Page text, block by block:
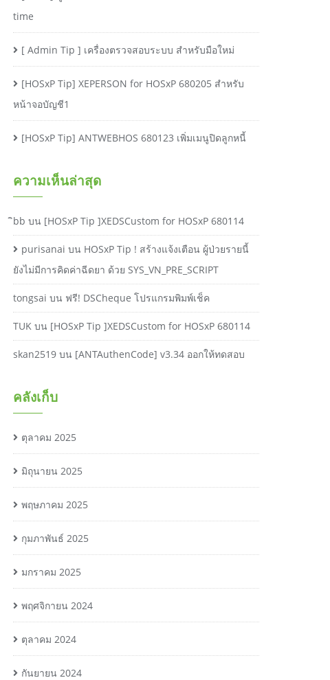
time
[ Admin Tip ] เครื่องตรวจสอบระบบ สำหรับมือใหม่
[HOSxP Tip] XEPERSON for HOSxP 680205 สำหรับ
หน้าจอบัญชี1
[HOSxP Tip] ANTWEBHOS 680123 เพิ่มเมนูปิดลูกหนี้
ความเห็นล่าสุด
ิbb บน [HOSxP Tip ]XEDSCustom for HOSxP 680114
purisanai บน HOSxP Tip ! สร้างแจ้งเตือน ผู้ป่วยรายนี้
ยังไม่มีการคิดค่าฉีดยา ด้วย SYS_VN_PRE_SCRIPT
tongsai บน ฟรี! DSCheque โปรแกรมพิมพ์เช็ค
TUK บน [HOSxP Tip ]XEDSCustom for HOSxP 680114
skan2519 บน [ANTAuthenCode] v3.34 ออกให้ทดสอบ
คลังเก็บ
ตุลาคม 2025
มิถุนายน 2025
พฤษภาคม 2025
กุมภาพันธ์ 2025
มกราคม 2025
พฤศจิกายน 2024
ตุลาคม 2024
กันยายน 2024